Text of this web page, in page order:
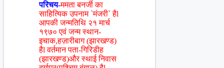
परिचय-ममता बनर्जी का
साहित्यिक उपनाम `मंजरी` हैl
आपकी जन्मतिथि २१ मार्च
१९७० एवं जन्म स्थान-
इचाक,हज़ारीबाग (झारखण्ड)
हैl वर्तमान पता-गिरिडीह
(झारखण्ड)और स्थाई निवास